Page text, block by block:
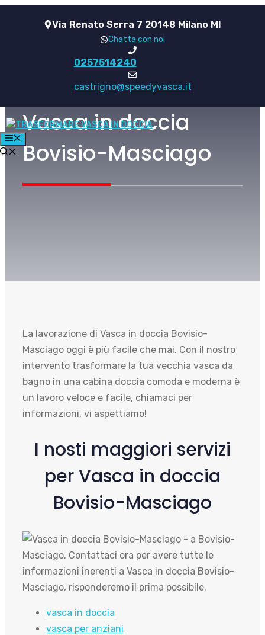
Via Renato Serra 7 20148 Milano MI
Chatta con noi
0257514240
castrigno@speedyvasca.it
Vasca in doccia
Bovisio-Masciago
La lavorazione di Vasca in doccia Bovisio-
Masciago oggi è più facile che mai. Con il nostro
intervento trasformare la tua vecchia vasca da
bagno in una cabina doccia comoda e moderna è
un lavoro veloce e facile, chiamaci per
informazioni, vi aspettiamo!
I nosti maggiori servizi
per Vasca in doccia
Bovisio-Masciago
vasca in doccia
vasca per anziani